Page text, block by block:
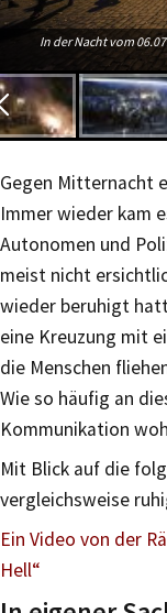
In der Nacht vom
Gegen Mitternacht
Immer wieder kam
Autonomen und
meist nicht
wieder beruhigt
eine Kreuzung mit
die Menschen
Wie so häufig an
Kommunikation
Mit Blick auf die
vergleichsweise
Ein Video von der
Hell“